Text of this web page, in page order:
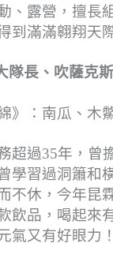
、露營，擅長
到滿滿翱翔天
隊長、吹薩克
》：南瓜、木
超過35年，曾
學習過洞簫和
不休，今年昆
飲品，喝起來
氣又有好眼力！